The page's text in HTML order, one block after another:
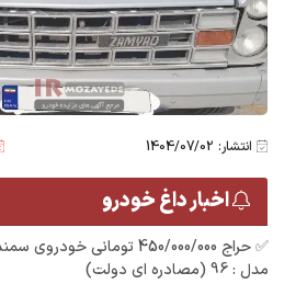
انتشار: 1404/07/02
اخبار داغ خودرو
مدل : 96 (مصادره ای دولت)